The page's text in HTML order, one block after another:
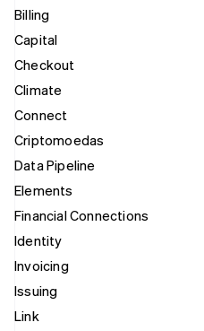
Billing
Capital
Checkout
Climate
Connect
Criptomoedas
Data Pipeline
Elements
Financial Connections
Identity
Invoicing
Issuing
Link